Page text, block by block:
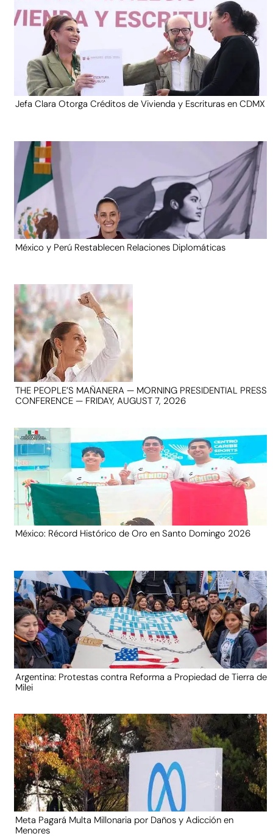
Jefa Clara Otorga Créditos de Vivienda y Escrituras en CDMX
México y Perú Restablecen Relaciones Diplomáticas
THE PEOPLE’S MAÑANERA — MORNING PRESIDENTIAL PRESS
CONFERENCE — FRIDAY, AUGUST 7, 2026
México: Récord Histórico de Oro en Santo Domingo 2026
Argentina: Protestas contra Reforma a Propiedad de Tierra de
Milei
Meta Pagará Multa Millonaria por Daños y Adicción en
Menores